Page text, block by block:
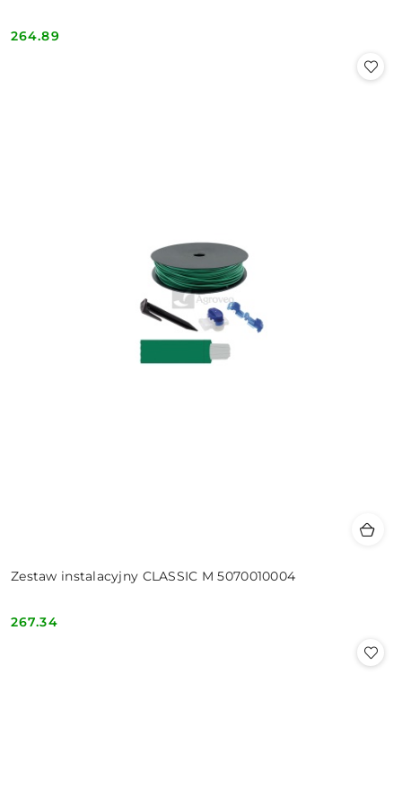
Cena:
264.89
Zestaw instalacyjny CLASSIC M 5070010004
Cena:
267.34